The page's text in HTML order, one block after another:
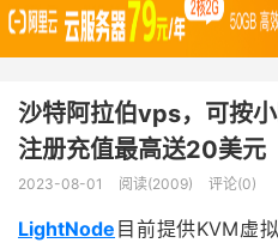
沙特阿拉伯vps，可按小
注册充值最高送20美元
2023-08-01 阅读(2009) 评论(0)
LightNode 目前提供KVM虚